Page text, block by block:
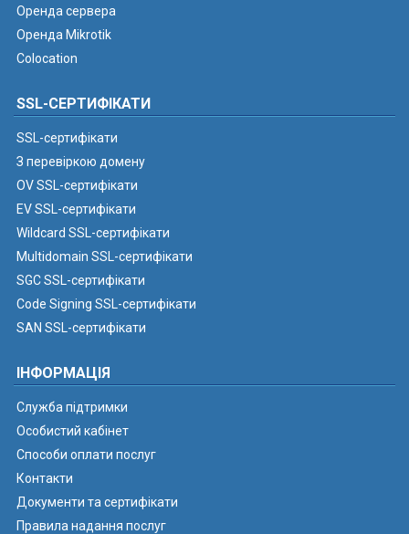
Оренда сервера
Оренда Mikrotik
Colocation
SSL-СЕРТИФІКАТИ
SSL-сертифікати
З перевіркою домену
OV SSL-сертифікати
EV SSL-сертифікати
Wildcard SSL-сертифікати
Multidomain SSL-сертифікати
SGC SSL-сертифікати
Code Signing SSL-сертифікати
SAN SSL-сертифікати
ІНФОРМАЦІЯ
Служба підтримки
Особистий кабінет
Способи оплати послуг
Контакти
Документи та сертифікати
Правила надання послуг